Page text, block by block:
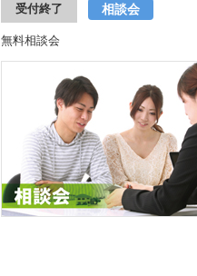
受付終了 相談会
無料相談会